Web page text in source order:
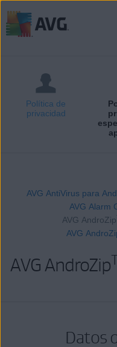
Política de
privacidad
AVG AntiVirus para
AVG Alarm
AVG AndroZip
AVG
AVG AndroZip
Datos